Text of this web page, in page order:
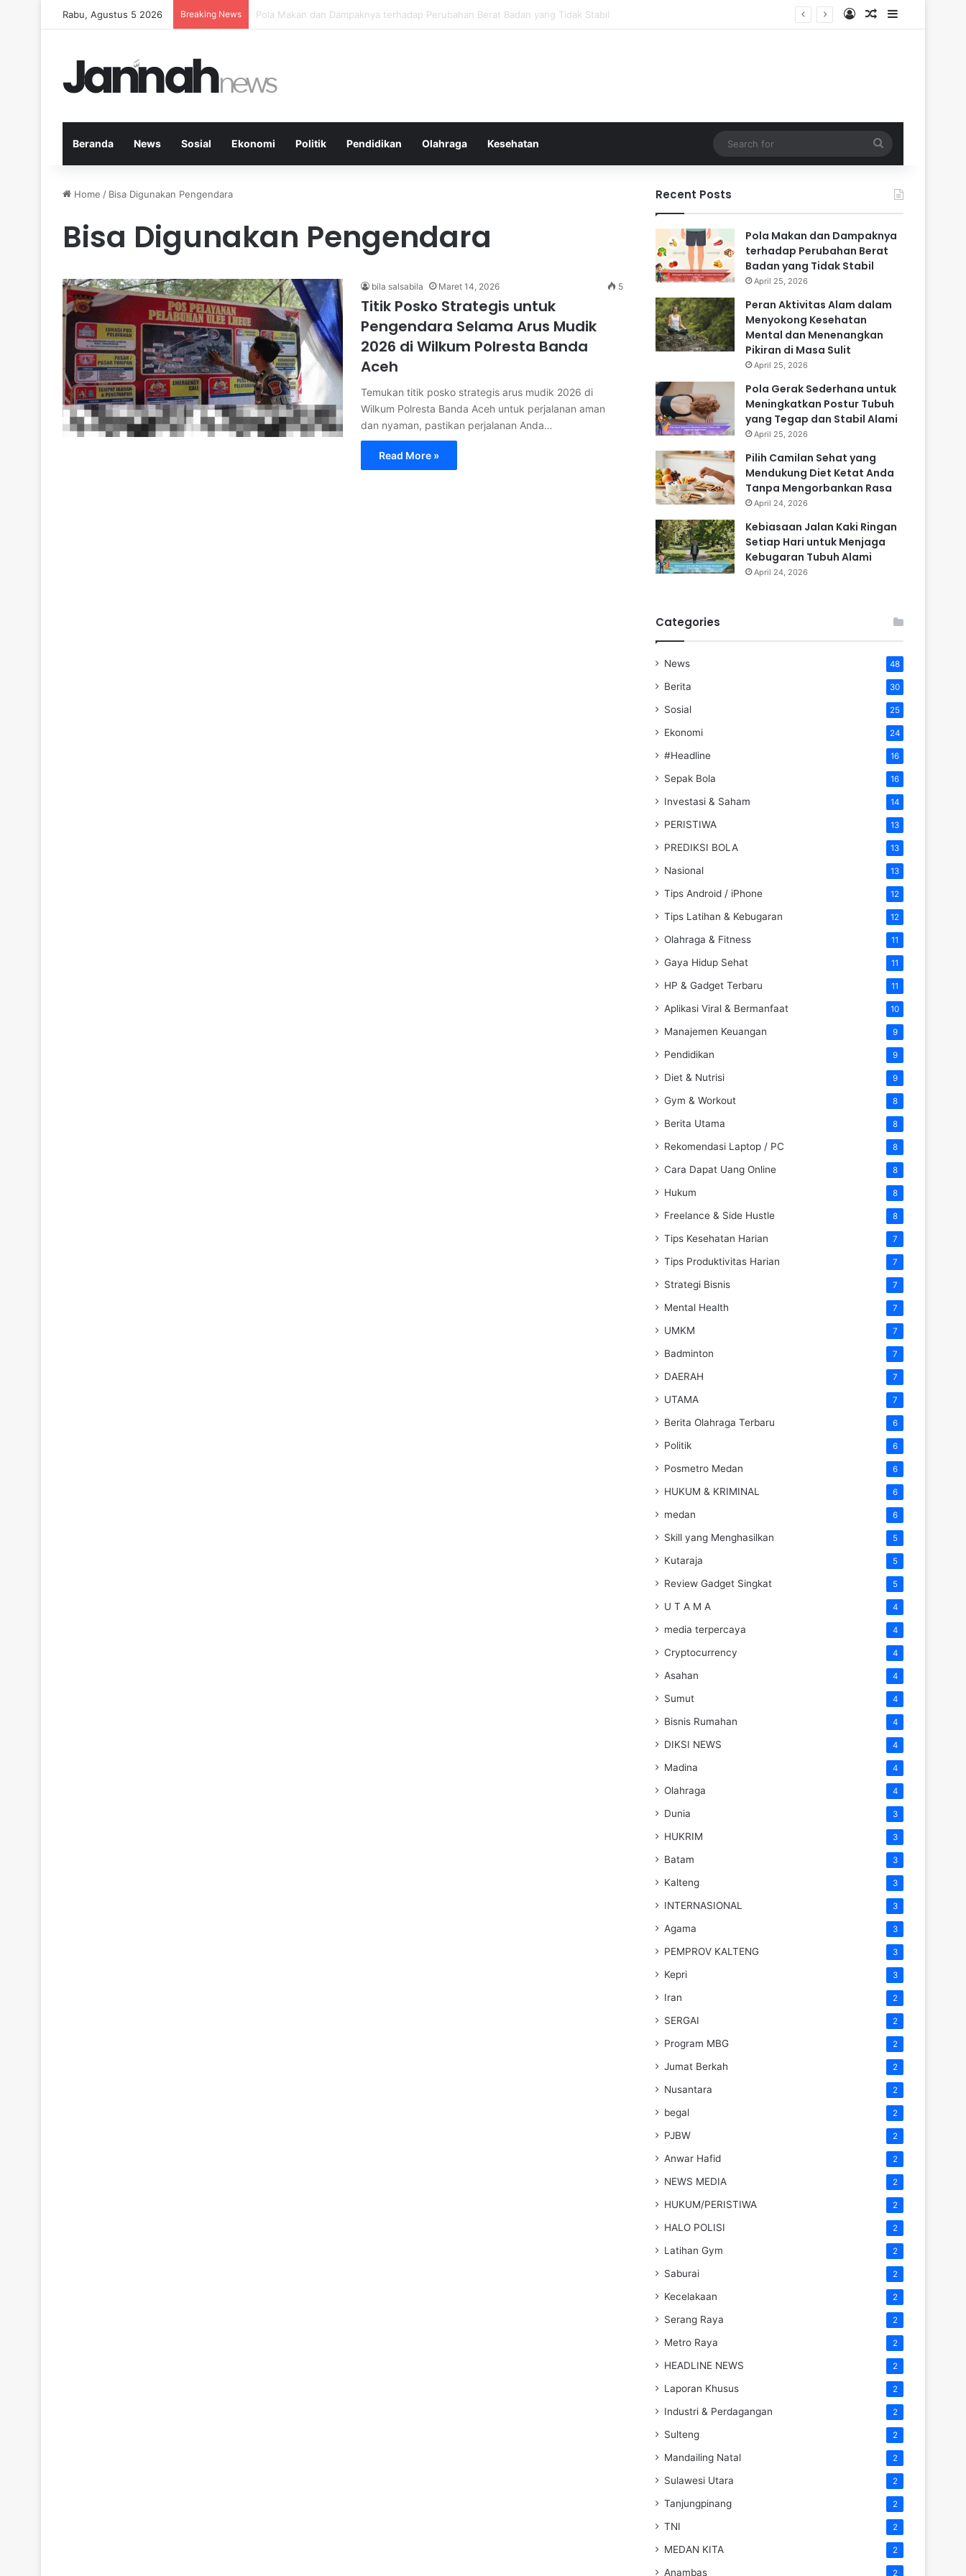
Rabu, Agustus 5 2026 Breaking News Peran Aktivitas Alam dalam Menyokong Kesehatan Mental dan Menenangkan Pikiran di Masa Sulit Log InRandom Article
Sidebar
Beranda News Sosial Ekonomi Politik Pendidikan Olahraga Kesehatan
for
Home / Bisa Digunakan Pengendara
Bisa Digunakan Pengendara
bila salsabila Maret 14, 2026 5
Titik Posko Strategis untuk
Pengendara Selama Arus Mudik
2026 di Wilkum Polresta Banda
Aceh
Temukan titik posko strategis arus mudik 2026 di
Wilkum Polresta Banda Aceh untuk perjalanan aman
dan nyaman, pastikan perjalanan Anda…
Read More »
Recent Posts
Pola Makan dan Dampaknya
terhadap Perubahan Berat
Badan yang Tidak Stabil
April 25, 2026
Peran Aktivitas Alam dalam
Menyokong Kesehatan
Mental dan Menenangkan
Pikiran di Masa Sulit
April 25, 2026
Pola Gerak Sederhana untuk
Meningkatkan Postur Tubuh
yang Tegap dan Stabil Alami
April 25, 2026
Pilih Camilan Sehat yang
Mendukung Diet Ketat Anda
Tanpa Mengorbankan Rasa
April 24, 2026
Kebiasaan Jalan Kaki Ringan
Setiap Hari untuk Menjaga
Kebugaran Tubuh Alami
April 24, 2026
Categories
News 48
Berita 30
Sosial 25
Ekonomi 24
#Headline 16
Sepak Bola 16
Investasi & Saham 14
PERISTIWA 13
PREDIKSI BOLA 13
Nasional 13
Tips Android / iPhone 12
Tips Latihan & Kebugaran 12
Olahraga & Fitness 11
Gaya Hidup Sehat 11
HP & Gadget Terbaru 11
Aplikasi Viral & Bermanfaat 10
Manajemen Keuangan 9
Pendidikan 9
Diet & Nutrisi 9
Gym & Workout 8
Berita Utama 8
Rekomendasi Laptop / PC 8
Cara Dapat Uang Online 8
Hukum 8
Freelance & Side Hustle 8
Tips Kesehatan Harian 7
Tips Produktivitas Harian 7
Strategi Bisnis 7
Mental Health 7
UMKM 7
Badminton 7
DAERAH 7
UTAMA 7
Berita Olahraga Terbaru 6
Politik 6
Posmetro Medan 6
HUKUM & KRIMINAL 6
medan 6
Skill yang Menghasilkan 5
Kutaraja 5
Review Gadget Singkat 5
U T A M A 4
media terpercaya 4
Cryptocurrency 4
Asahan 4
Sumut 4
Bisnis Rumahan 4
DIKSI NEWS 4
Madina 4
Olahraga 4
Dunia 3
HUKRIM 3
Batam 3
Kalteng 3
INTERNASIONAL 3
Agama 3
PEMPROV KALTENG 3
Kepri 3
Iran 2
SERGAI 2
Program MBG 2
Jumat Berkah 2
Nusantara 2
begal 2
PJBW 2
Anwar Hafid 2
NEWS MEDIA 2
HUKUM/PERISTIWA 2
HALO POLISI 2
Latihan Gym 2
Saburai 2
Kecelakaan 2
Serang Raya 2
Metro Raya 2
HEADLINE NEWS 2
Laporan Khusus 2
Industri & Perdagangan 2
Sulteng 2
Mandailing Natal 2
Sulawesi Utara 2
Tanjungpinang 2
TNI 2
MEDAN KITA 2
Anambas 2